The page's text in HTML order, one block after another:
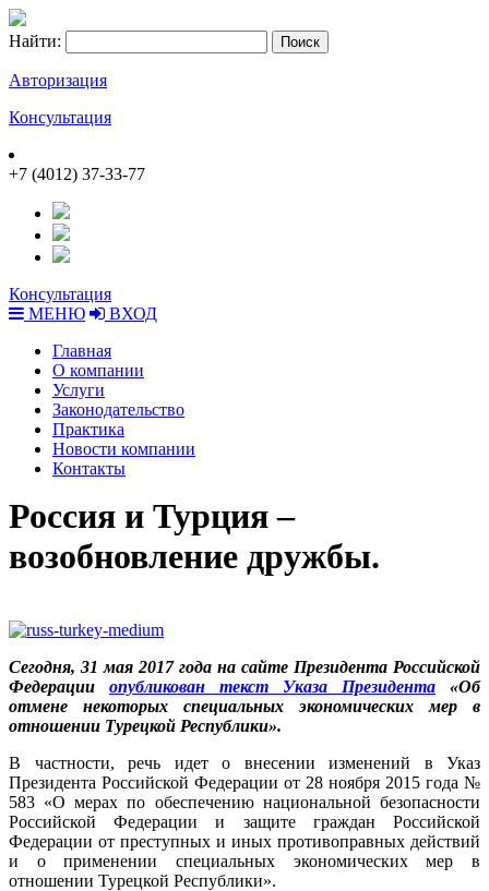
Найти:
Авторизация
Консультация
+7 (4012) 37-33-77
Консультация
МЕНЮ
ВХОД
Главная
О компании
Услуги
Законодательство
Практика
Новости компании
Контакты
Россия и Турция –
возобновление дружбы.
Сегодня, 31 мая 2017 года на сайте Президента Российской
Федерации опубликован текст Указа Президента «Об
отмене некоторых специальных экономических мер в
отношении Турецкой Республики».
В частности, речь идет о внесении изменений в Указ
Президента Российской Федерации от 28 ноября 2015 года №
583 «О мерах по обеспечению национальной безопасности
Российской Федерации и защите граждан Российской
Федерации от преступных и иных противоправных действий
и о применении специальных экономических мер в
отношении Турецкой Республики».